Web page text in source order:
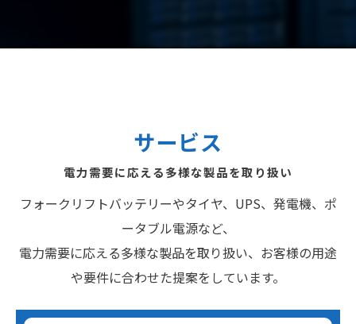
電力需要に応える多様な製品を取り扱い
サービス
フォークリフトバッテリーやタイヤ、UPS、発電機、ポ
ータブル電源など、
電力需要に応える多様な製品を取り扱い、お客様の用途
や要件に合わせた提案をしています。